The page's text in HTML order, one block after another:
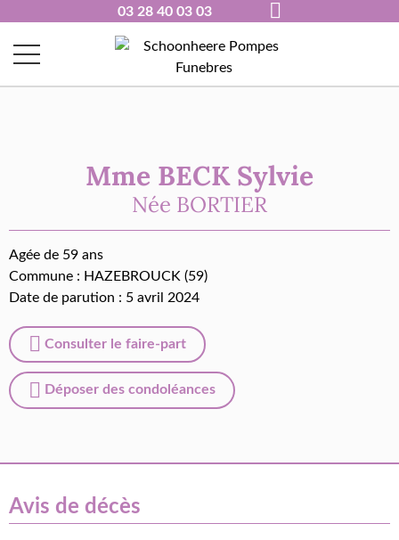
03 28 40 03 03
Mme BECK Sylvie
Née BORTIER
Agée de 59 ans
Commune : HAZEBROUCK (59)
Date de parution : 5 avril 2024
Consulter le faire-part
Déposer des condoléances
Avis de décès